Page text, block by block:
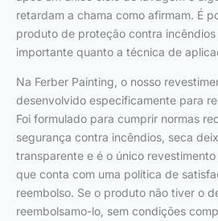
retardam a chama como afirmam. É
produto de proteção contra
importante quanto a técnica de
Na Ferber Painting, o nosso
desenvolvido especificamente para
Foi formulado para cumprir normas
segurança contra incêndios, seca
transparente e é o único
que conta com uma política de
reembolso. Se o produto não tiver o
reembolsamo-lo, sem condições